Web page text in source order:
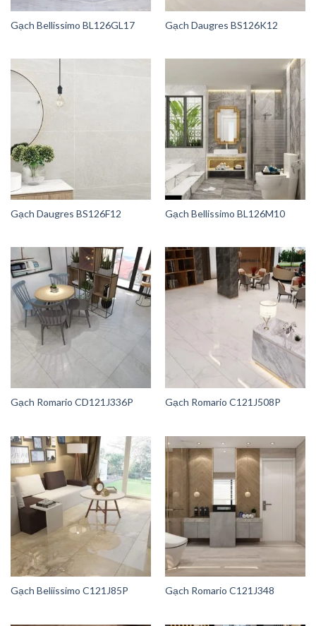
Gạch Bellissimo BL126GL17 Gạch Daugres BS126K12
Gạch Daugres BS126F12 Gạch Bellissimo BL126M10
Gạch Romario CD121J336P Gạch Romario C121J508P
Gạch Beliissimo C121J85P Gạch Romario C121J348